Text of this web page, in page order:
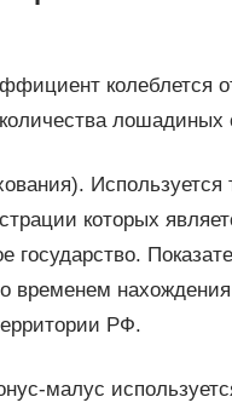
колеблется
лошадиных
Используется
которых
государство.
временем нахождения
РФ.
малус